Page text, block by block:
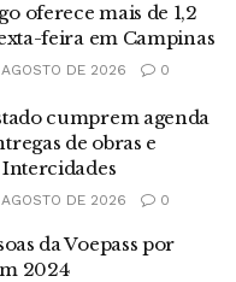
oferece mais de 1,2
feira em Campinas
DE 2026 0
cumprem agenda
de obras e
DE 2026 0
da Voepass por
2024